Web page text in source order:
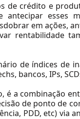
de crédito e
esses
em ações,
rentabilidade
de índices de
bancos, IPs,
é a combinação
de ponto de
PDD, etc) via